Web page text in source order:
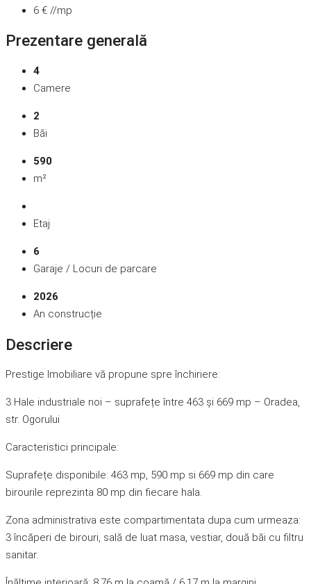
6 € //mp
Prezentare generală
4
Camere
2
Băi
590
m²
Etaj
6
Garaje / Locuri de parcare
2026
An construcție
Descriere
Prestige Imobiliare vă propune spre închiriere:
3 Hale industriale noi – suprafețe între 463 și 669 mp – Oradea,
str. Ogorului
Caracteristici principale:
Suprafețe disponibile: 463 mp, 590 mp si 669 mp din care
birourile reprezinta 80 mp din fiecare hala.
Zona administrativa este compartimentata dupa cum urmeaza:
3 încăperi de birouri, sală de luat masa, vestiar, două băi cu filtru
sanitar.